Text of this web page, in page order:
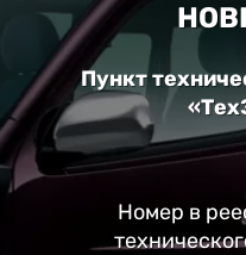
Пункт
Номер в